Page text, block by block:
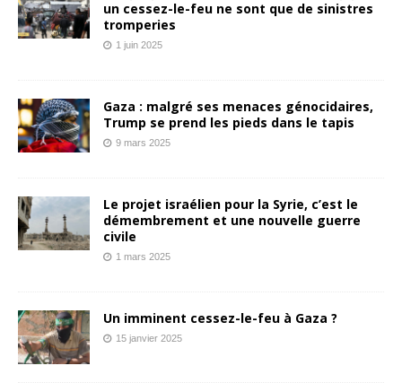
un cessez-le-feu ne sont que de sinistres
tromperies
1 juin 2025
Gaza : malgré ses menaces génocidaires,
Trump se prend les pieds dans le tapis
9 mars 2025
Le projet israélien pour la Syrie, c’est le
démembrement et une nouvelle guerre
civile
1 mars 2025
Un imminent cessez-le-feu à Gaza ?
15 janvier 2025